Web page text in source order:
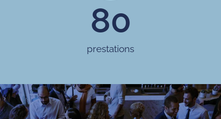
prestations
80